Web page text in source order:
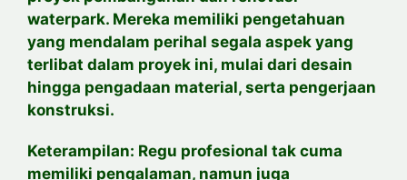
waterpark. Mereka memiliki pengetahuan
yang mendalam perihal segala aspek yang
terlibat dalam proyek ini, mulai dari desain
hingga pengadaan material, serta pengerjaan
konstruksi.
Keterampilan: Regu profesional tak cuma
memiliki pengalaman, namun juga